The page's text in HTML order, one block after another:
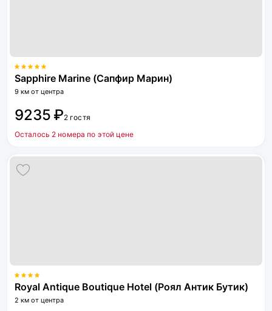
Sapphire Marine (Сапфир Марин)
9 км от центра
9235 ₽2 гостя
Осталось 2 номера по этой цене
Royal Antique Boutique Hotel (Роял Антик Бутик)
2 км от центра